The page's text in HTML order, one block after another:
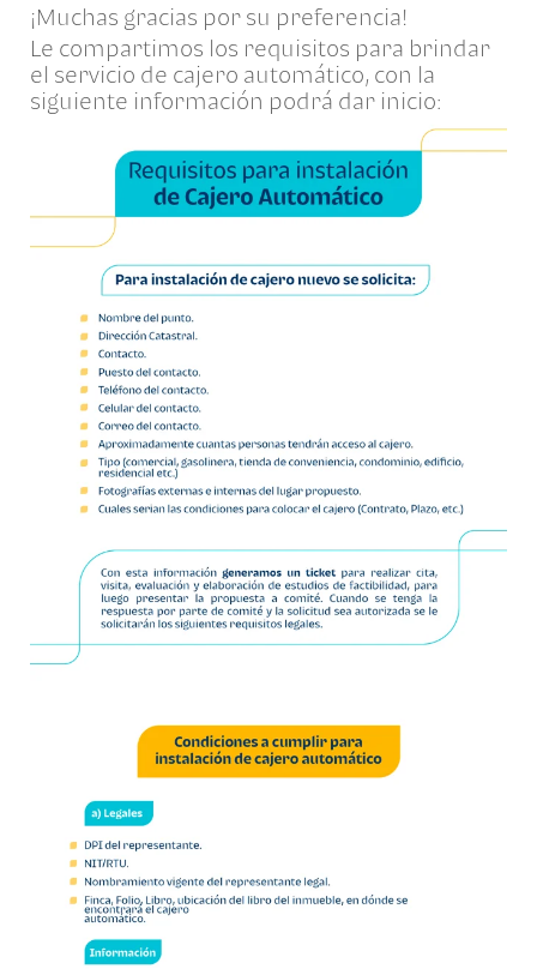
¡Muchas gracias por su preferencia!
Le compartimos los requisitos para brindar
el servicio de cajero automático, con la
siguiente información podrá dar inicio: